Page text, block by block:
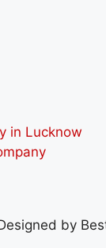
in Lucknow
by